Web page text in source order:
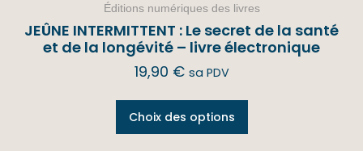
Éditions numériques des livres
JEÛNE INTERMITTENT : Le secret de la santé
et de la longévité – livre électronique
19,90 € sa PDV
Choix des options